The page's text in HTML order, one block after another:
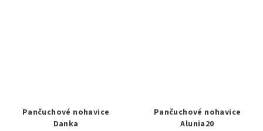
Pančuchové nohavice
Danka
Pančuchové nohavice
Alunia20